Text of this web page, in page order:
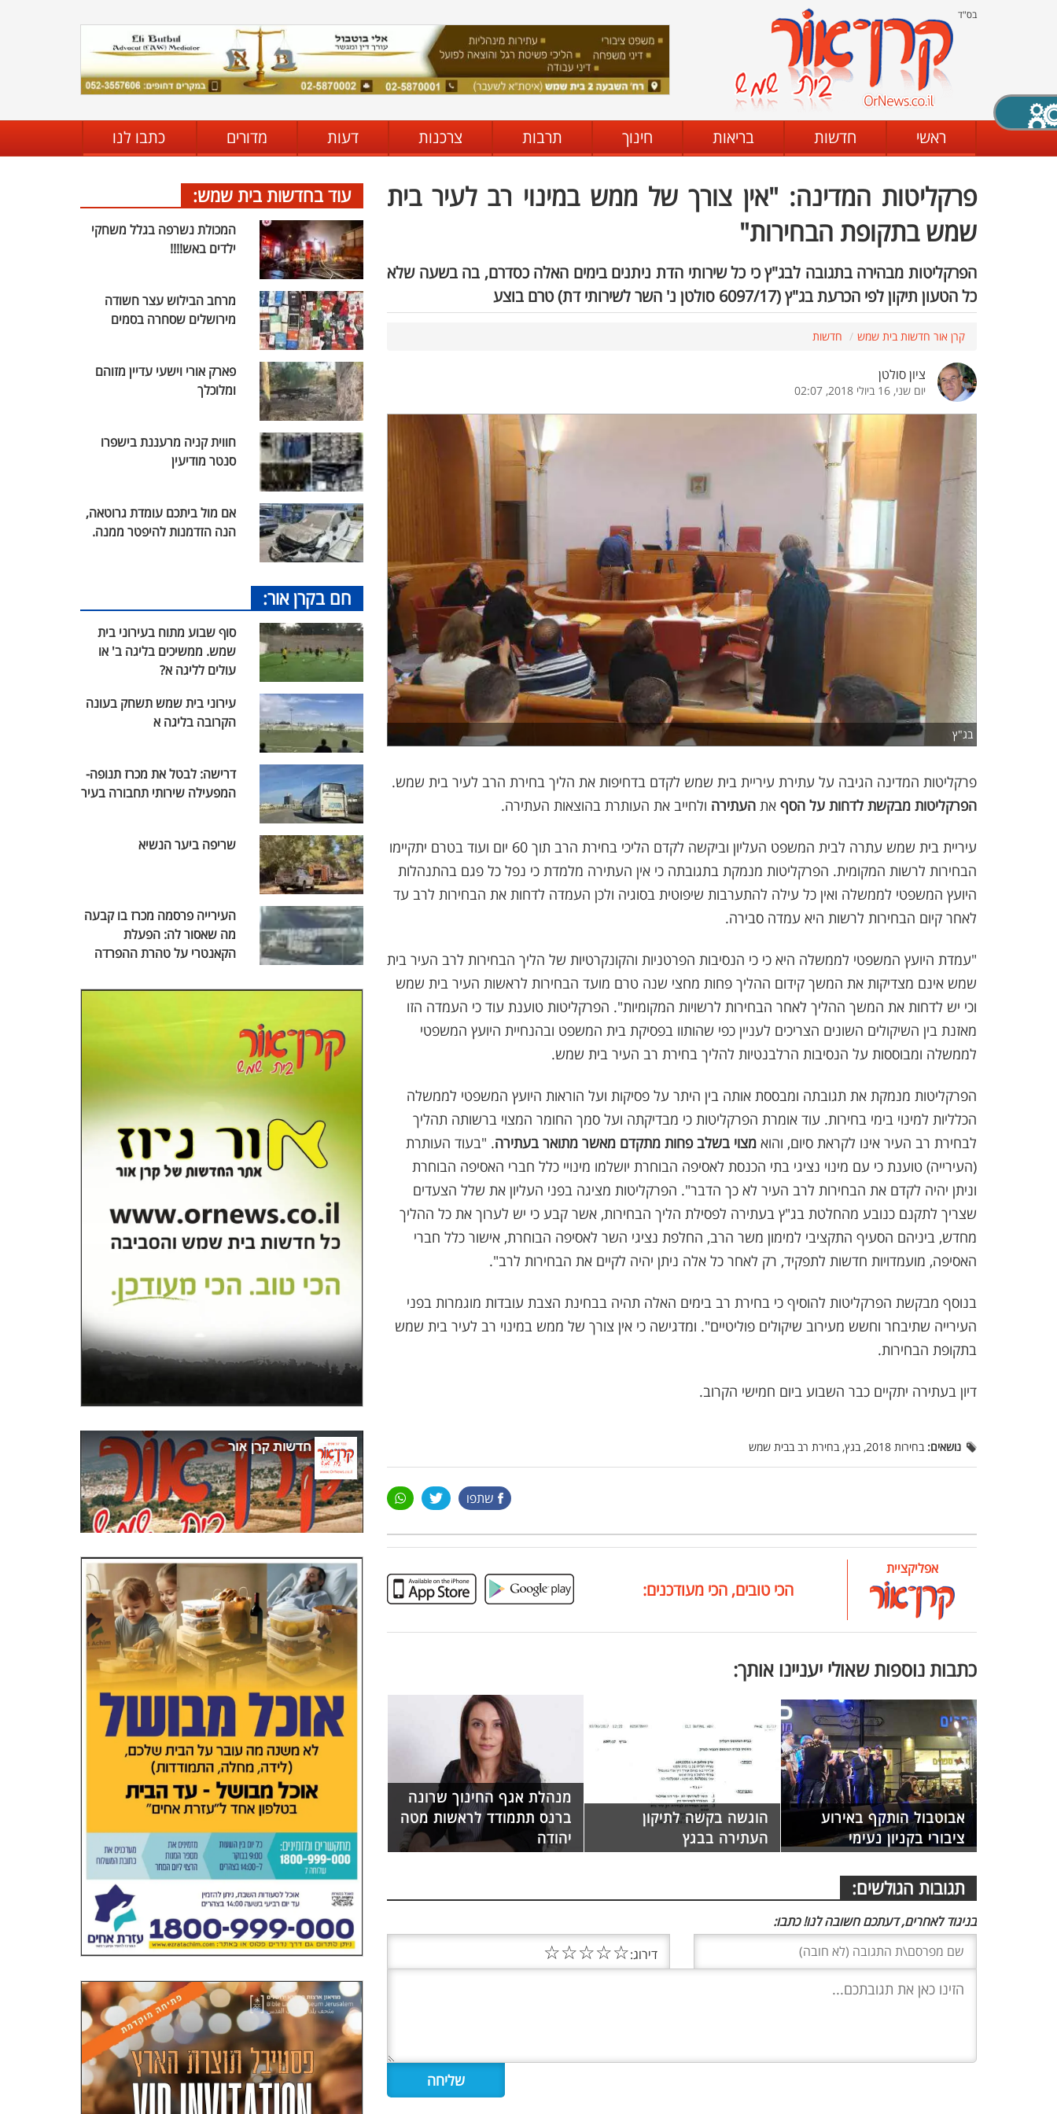
בס"ד
ראשי חדשות בריאות חינוך תרבות צרכנות דעות מדורים כתבו לנו
פרקליטות המדינה: "אין צורך של ממש במינוי רב לעיר בית
שמש בתקופת הבחירות"
הפרקליטות מבהירה בתגובה לבג"ץ כי כל שירותי הדת ניתנים בימים האלה כסדרם, בה בשעה שלא
כל הטעון תיקון לפי הכרעת בג"ץ (6097/17 סולטן נ' השר לשירותי דת) טרם בוצע
קרן אור חדשות בית שמש חדשות
ציון סולטן
יום שני, 16 ביולי 2018, 02:07
בג"ץ
פרקליטות המדינה הגיבה על עתירת עיריית בית שמש לקדם בדחיפות את הליך בחירת הרב לעיר בית שמש.
הפרקליטות מבקשת לדחות על הסף את העתירה ולחייב את העותרת בהוצאות העתירה.
עיריית בית שמש עתרה לבית המשפט העליון וביקשה לקדם הליכי בחירת הרב תוך 60 יום ועוד בטרם יתקיימו
הבחירות לרשות המקומית. הפרקליטות מנמקת בתגובתה כי אין העתירה מלמדת כי נפל כל פגם בהתנהלות
היועץ המשפטי לממשלה ואין כל עילה להתערבות שיפוטית בסוגיה ולכן העמדה לדחות את הבחירות לרב עד
לאחר קיום הבחירות לרשות היא עמדה סבירה.
"עמדת היועץ המשפטי לממשלה היא כי כי הנסיבות הפרטניות והקונקרטיות של הליך הבחירות לרב העיר בית
שמש אינם מצדיקות את המשך קידום ההליך פחות מחצי שנה טרם מועד הבחירות לראשות העיר בית שמש
וכי יש לדחות את המשך ההליך לאחר הבחירות לרשויות המקומיות". הפרקליטות טוענת עוד כי העמדה הזו
מאזנת בין השיקולים השונים הצריכים לעניין כפי שהותוו בפסיקת בית המשפט ובהנחיית היועץ המשפטי
לממשלה ומבוססות על הנסיבות הרלבנטיות להליך בחירת רב העיר בית שמש.
הפרקליטות מנמקת את תגובתה ומבססת אותה בין היתר על פסיקות ועל הוראות היועץ המשפטי לממשלה
הכלליות למינוי בימי בחירות. עוד אומרת הפרקליטות כי מבדיקתה ועל סמך החומר המצוי ברשותה תהליך
לבחירת רב העיר אינו לקראת סיום, והוא מצוי בשלב פחות מתקדם מאשר מתואר בעתירה. "בעוד העותרת
(העירייה) טוענת כי עם מינוי נציגי בתי הכנסת לאסיפה הבוחרת יושלמו מינויי כלל חברי האסיפה הבוחרת
וניתן יהיה לקדם את הבחירות לרב העיר לא כך הדבר". הפרקליטות מציגה בפני העליון את שלל הצעדים
שצריך לתקנם כנובע מהחלטת בג"ץ בעתירה לפסילת הליך הבחירות, אשר קבע כי יש לערוך את כל ההליך
מחדש, ביניהם הסעיף התקציבי למימון משר הרב, החלפת נציגי השר לאסיפה הבוחרת, אישור כלל חברי
האסיפה, מועמדויות חדשות לתפקיד, רק לאחר כל אלה ניתן יהיה לקיים את הבחירות לרב".
בנוסף מבקשת הפרקליטות להוסיף כי בחירת רב בימים האלה תהיה בבחינת הצבת עובדות מוגמרות בפני
העירייה שתיבחר וחשש מעירוב שיקולים פוליטיים". ומדגישה כי אין צורך של ממש במינוי רב לעיר בית שמש
בתקופת הבחירות.
דיון בעתירה יתקיים כבר השבוע ביום חמישי הקרוב.
נושאים: בחירות 2018, בגץ, בחירת רב בבית שמש
שתפו
אפליקציית
הכי טובים, הכי מעודכנים:
כתבות נוספות שאולי יעניינו אותך:
אבוטבול הותקף באירוע
ציבורי בקניון נעימי
הוגשה בקשה לתיקון
העתירה בבגץ
מנהלת אגף החינוך שרונה
ברנס תתמודד לראשות מטה
יהודה
תגובות הגולשים:
בניגוד לאחרים, דעתכם חשובה לנו! כתבו:
דירוג:☆
☆
☆
☆
☆
עוד בחדשות בית שמש:
המכולת נשרפה בגלל משחקי
ילדים באש!!!!
מרחב הבילוש עצר חשודה
מירושלים שסחרה בסמים
פארק אורי וישעי עדיין מזוהם
ומלוכלך
חווית קניה מרעננת בישפרו
סנטר מודיעין
אם מול ביתכם עומדת גרוטאה,
הנה הזדמנות להיפטר ממנה.
חם בקרן אור:
סוף שבוע מתוח בעירוני בית
שמש. ממשיכים בליגה ב' או
עולים לליגה א?
עירוני בית שמש תשחק בעונה
הקרובה בליגה א
דרישה: לבטל את מכרז תנופה-
המפעילה שירותי תחבורה בעיר
שריפה ביער הנשיא
העירייה פרסמה מכרז בו קבעה
מה שאסור לה: הפעלת
הקאנטרי על טהרת ההפרדה
X סגירה
מצב שחור - לבן קביעת ניגודיות
הדגשת קישורים הדגשת כותרות
כיבוי הבהובים